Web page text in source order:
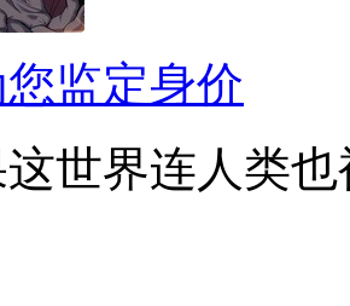
监定身价
这世界连人类